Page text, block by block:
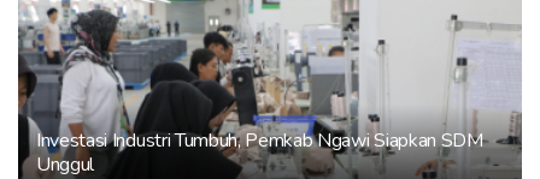
Investasi Industri Tumbuh, Pemkab Ngawi Siapkan SDM
Unggul